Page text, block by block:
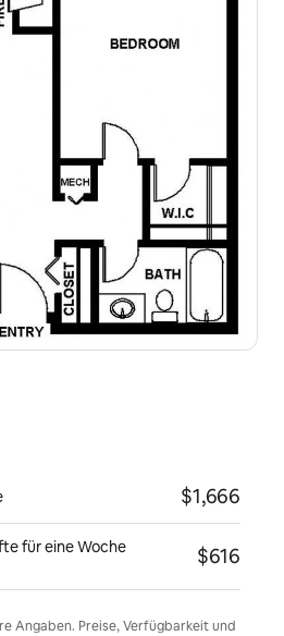
$1,666
für eineWoche $616
Angaben. Preise, Verfügbarkeit und